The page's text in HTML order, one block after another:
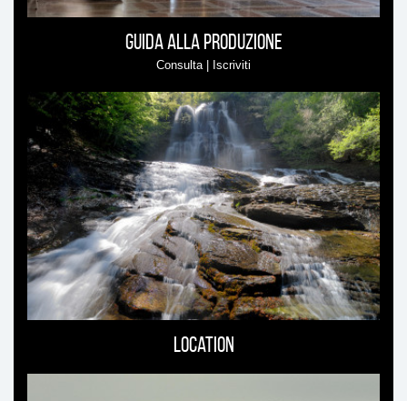
Guida alla produzione
Consulta | Iscriviti
Location